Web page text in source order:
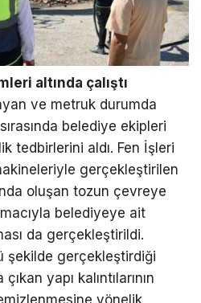
altında çalıştı
ve metruk durumda
sırasında belediye ekipleri
tedbirlerini aldı. Fen İşleri
gerçekleştirilen
oluşan tozun çevreye
belediyeye ait
da gerçekleştirildi.
şekilde gerçekleştirdiği
yapı kalıntılarının